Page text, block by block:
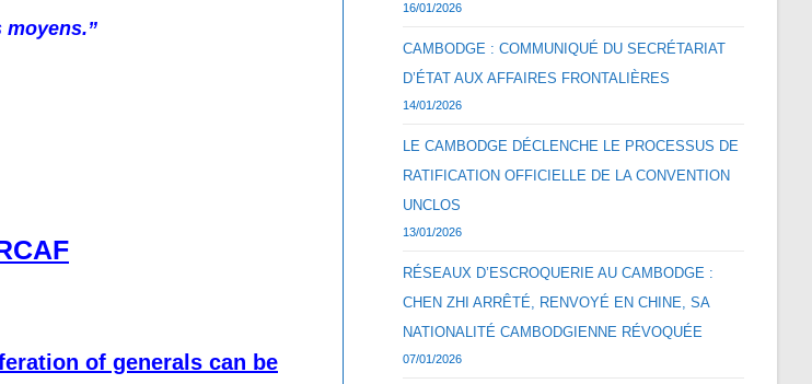
moyens.”
of generals can be
16/01/2026
CAMBODGE : COMMUNIQUÉ DU SECRÉTARIAT
D’ÉTAT AUX AFFAIRES FRONTALIÈRES
14/01/2026
LE CAMBODGE DÉCLENCHE LE PROCESSUS DE
RATIFICATION OFFICIELLE DE LA CONVENTION
UNCLOS
13/01/2026
RÉSEAUX D’ESCROQUERIE AU CAMBODGE :
CHEN ZHI ARRÊTÉ, RENVOYÉ EN CHINE, SA
NATIONALITÉ CAMBODGIENNE RÉVOQUÉE
07/01/2026